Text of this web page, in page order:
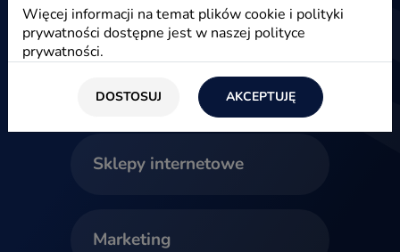
Strona główna
Strony www
Sklepy internetowe
Marketing
Więcej informacji na temat plików cookie i polityki
prywatności dostępne jest w naszej polityce
prywatności.
DOSTOSUJ AKCEPTUJĘ